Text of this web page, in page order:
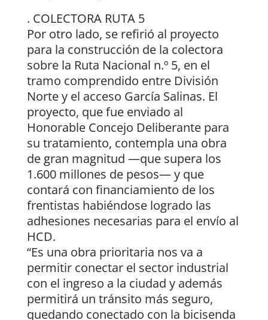
. COLECTORA RUTA 5
Por otro lado, se refirió al proyecto
para la construcción de la colectora
sobre la Ruta Nacional n.º 5, en el
tramo comprendido entre División
Norte y el acceso García Salinas. El
proyecto, que fue enviado al
Honorable Concejo Deliberante para
su tratamiento, contempla una obra
de gran magnitud —que supera los
1.600 millones de pesos— y que
contará con financiamiento de los
frentistas habiéndose logrado las
adhesiones necesarias para el envío al
HCD.
“Es una obra prioritaria nos va a
permitir conectar el sector industrial
con el ingreso a la ciudad y además
permitirá un tránsito más seguro,
quedando conectado con la bicisenda